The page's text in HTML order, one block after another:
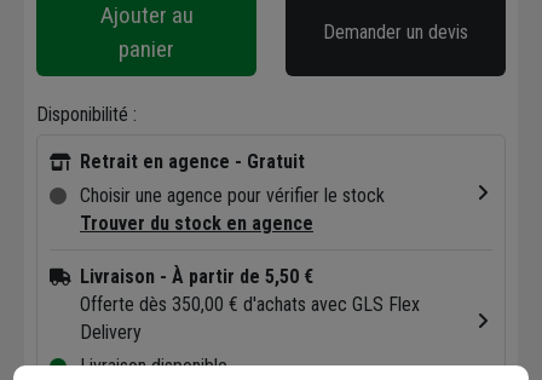
Ajouter au
panier
Demander un devis
Disponibilité :
Retrait en agence - Gratuit
Choisir une agence pour vérifier le stock
Trouver du stock en agence
Livraison - À partir de 5,50 €
Offerte dès 350,00 € d'achats avec GLS Flex
Delivery
Livraison disponible